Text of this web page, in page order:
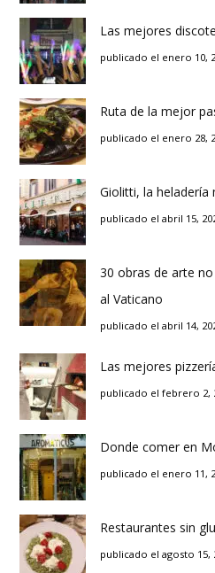
Las mejores
publicado el enero 10,
Ruta de la mejor
publicado el enero 28,
Giolitti, la heladería
publicado el abril 15,
30 obras de arte
al Vaticano
publicado el abril 14,
Las mejores
publicado el febrero 2,
Donde comer en
publicado el enero 11,
Restaurantes sin
publicado el agosto 15,